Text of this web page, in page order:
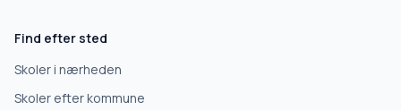
Find efter sted
Skoler i nærheden
Skoler efter kommune